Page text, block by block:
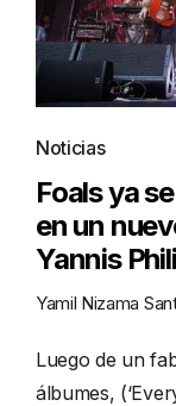
Noticias
Foals ya
en un
Yannis
Yamil Nizama
Luego de un
álbumes,